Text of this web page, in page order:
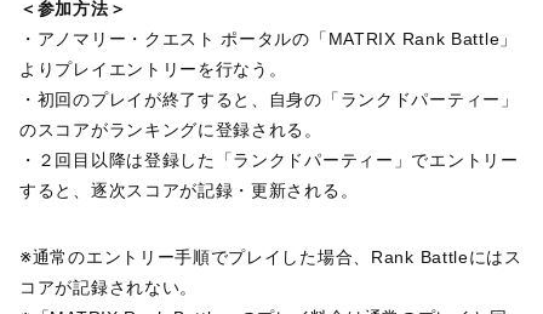
＜参加方法＞
・アノマリー・クエスト ポータルの「MATRIX Rank Battle」
よりプレイエントリーを行なう。
・初回のプレイが終了すると、自身の「ランクドパーティー」
のスコアがランキングに登録される。
・２回目以降は登録した「ランクドパーティー」でエントリー
すると、逐次スコアが記録・更新される。
※通常のエントリー手順でプレイした場合、Rank Battleにはス
コアが記録されない。